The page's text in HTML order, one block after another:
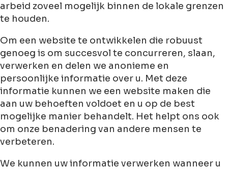
arbeid zoveel mogelijk binnen de lokale grenzen
te houden.
Om een website te ontwikkelen die robuust
genoeg is om succesvol te concurreren, slaan,
verwerken en delen we anonieme en
persoonlijke informatie over u. Met deze
informatie kunnen we een website maken die
aan uw behoeften voldoet en u op de best
mogelijke manier behandelt. Het helpt ons ook
om onze benadering van andere mensen te
verbeteren.
We kunnen uw informatie verwerken wanneer u